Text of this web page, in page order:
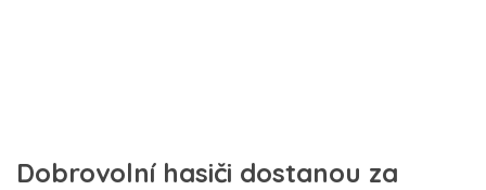
Dobrovolní hasiči dostanou za